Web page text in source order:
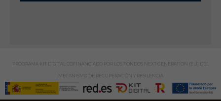
PROGRAMA KIT DIGITAL COFINANCIADO POR LOS FONDOS NEXT GENERATION (EU) DEL
MECANISMO DE RECUPERACIÓN Y RESILENCIA